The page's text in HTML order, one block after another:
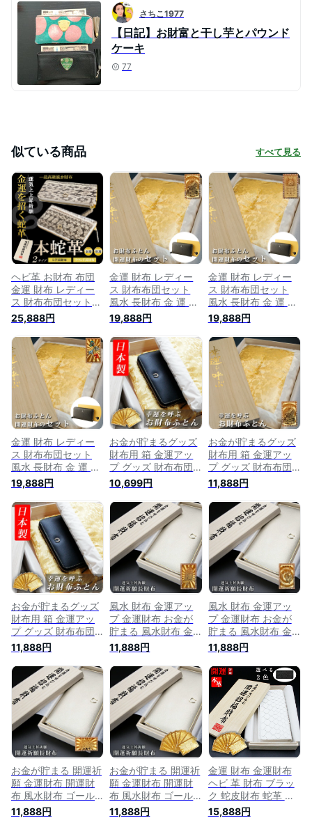
さちこ1977
【日記】お財富と干し芋とパウンド
ケーキ
77
似ている商品 すべて見る
ヘビ革 お財布 布団
金運 財布 レディー
ス 財布布団セット
風水 長財布 金 運 ア
ップ 財布 メンズ 開
運 金運財布 金運ア
ップ お金が貯まる
開運財布 開運グッズ
金運財布 二つ折り
ブランド 本革 レザ
ー ジップ ラウンド
ファスナー 金 開運
風水財布 グッズ 財
布革 黄色 40
25,888円
金運 財布 レディー
ス 財布布団セット
風水 長財布 金 運 ア
ップ 財布 メンズ 開
運 金運財布 金運ア
ップ お金が貯まる
開運財布 開運グッズ
金運財布 二つ折り
ブランド ファスナー
本革 レザー ジップ
ラウンドファスナー
ウォレット 金 開運
縁起財布 グッズ 財
布革 黄色
19,888円
金運 財布 レディー
ス 財布布団セット
風水 長財布 金 運 ア
ップ 財布 メンズ 開
運 金運財布 金運ア
ップ お金が貯まる
開運財布 開運グッズ
金運財布 二つ折り
ブランド ファスナー
本革 レザー ジップ
ラウンドファスナー
ウォレット 金 開運
縁起財布 グッズ 財
布革 黄色
19,888円
金運 財布 レディー
ス 財布布団セット
風水 長財布 金 運 ア
ップ 財布 メンズ 開
運 金運財布 金運ア
ップ お金が貯まる
開運財布 開運グッズ
金運財布 二つ折り
ブランド ファスナー
本革 レザー ジップ
ラウンドファスナー
ウォレット 金 開運
縁起財布 グッズ 財
布革 黄色
19,888円
お金が貯まるグッズ
財布用 箱 金運アッ
プ グッズ 財布布団
お財布ふとん 財布
ふとん 金運財布 メ
ンズ レディース 開
運 財布 金運 長財布
開運グッズ 金運アッ
プ 風水グッズ メン
ズ財布長 長財布 風
水財布 馬蹄 お金が
貯まる 財布の布団
龍 風水グッズ 本革
長財布 黄色
10,699円
お金が貯まるグッズ
財布用 箱 金運アッ
プ グッズ 財布布団
お財布ふとん 財布
ふとん 金運財布 メ
ンズ レディース 開
運 財布 金運 長財布
開運グッズ 金運アッ
プ 風水グッズ メン
ズ財布長 長財布 風
水財布 馬蹄 お金が
貯まる 財布の布団
龍 風水グッズ 本革
長財布 黄色
11,888円
お金が貯まるグッズ
財布用 箱 金運アッ
プ グッズ 財布布団
お財布ふとん 財布
ふとん 金運財布 メ
ンズ レディース 開
運 財布 金運 長財布
開運グッズ 金運アッ
プ 風水グッズ メン
ズ財布長 長財布 風
水財布 馬蹄 お金が
貯まる 財布の布団
龍 風水グッズ 本革
長財布 黄色
11,888円
風水 財布 金運アッ
プ 金運財布 お金が
貯まる 風水財布 金
運 アップ 財布 メン
ズ 開運 金運 長財布
レディース 開運財布
開運グッズ ブランド
ファスナー 本革 レ
ザー ジップ ラウン
ドファスナー ウォレ
ット 金 開運 縁起財
布 グッズ 財布革 ゴ
ールド 馬蹄 ふくろ
う
11,888円
風水 財布 金運アッ
プ 金運財布 お金が
貯まる 風水財布 金
運 アップ 財布 メン
ズ 開運 金運 長財布
レディース 開運財布
開運グッズ ブランド
ファスナー 本革 レ
ザー ジップ ラウン
ドファスナー ウォレ
ット 金 開運 縁起財
布 グッズ 財布革 ゴ
ールド 馬蹄 ふくろ
う
11,888円
お金が貯まる 開運祈
願 金運財布 開運財
布 風水財布 ゴール
ド 馬蹄 ふくろう 金
運 財布 風水 財布 開
11,888円
お金が貯まる 開運祈
願 金運財布 開運財
布 風水財布 ゴール
ド 馬蹄 ふくろう 金
運 財布 風水 財布 開
11,888円
金運 財布 金運財布
ヘビ 革 財布 ブラッ
ク 蛇皮財布 蛇革 メ
ンズ レディース 風
水 長財布 金 運 アッ
15,888円